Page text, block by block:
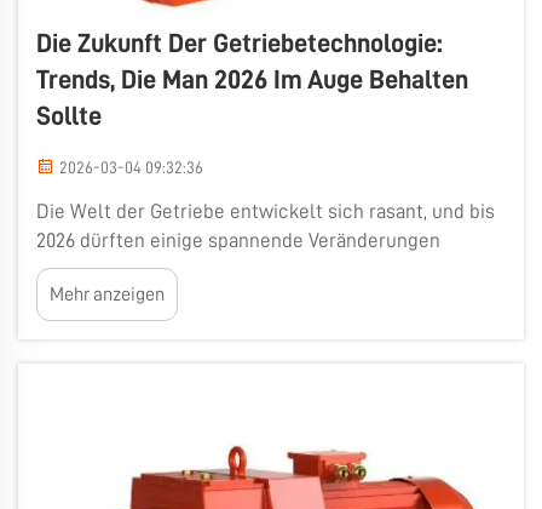
Die Zukunft Der Getriebetechnologie:
Trends, Die Man 2026 Im Auge Behalten
Sollte
2026-03-04 09:32:36
Die Welt der Getriebe entwickelt sich rasant, und bis
2026 dürften einige spannende Veränderungen
sichtbar werden. Getriebe sind entscheidende
Komponenten in Maschinen und Kraftfahrzeugen. Sie
tragen zur Regelung von Drehzahl und Drehmoment
Mehr anzeigen